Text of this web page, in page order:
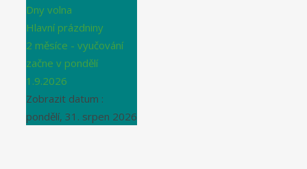
Dny volna
Hlavní prázdniny
2 měsíce - vyučování
začne v pondělí
1.9.2026
Zobrazit datum :
pondělí, 31. srpen 2026